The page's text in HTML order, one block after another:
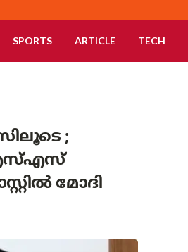
SPORTS ARTICLE TECH
;
മോദി